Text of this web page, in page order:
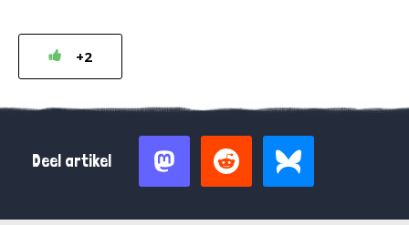
+2
Deel artikel